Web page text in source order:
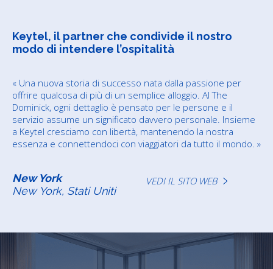
Keytel, il partner che condivide il nostro
modo di intendere l’ospitalità
« Una nuova storia di successo nata dalla passione per
offrire qualcosa di più di un semplice alloggio. Al The
Dominick, ogni dettaglio è pensato per le persone e il
servizio assume un significato davvero personale. Insieme
a Keytel cresciamo con libertà, mantenendo la nostra
essenza e connettendoci con viaggiatori da tutto il mondo. »
New York
New York, Stati Uniti
VEDI IL SITO WEB